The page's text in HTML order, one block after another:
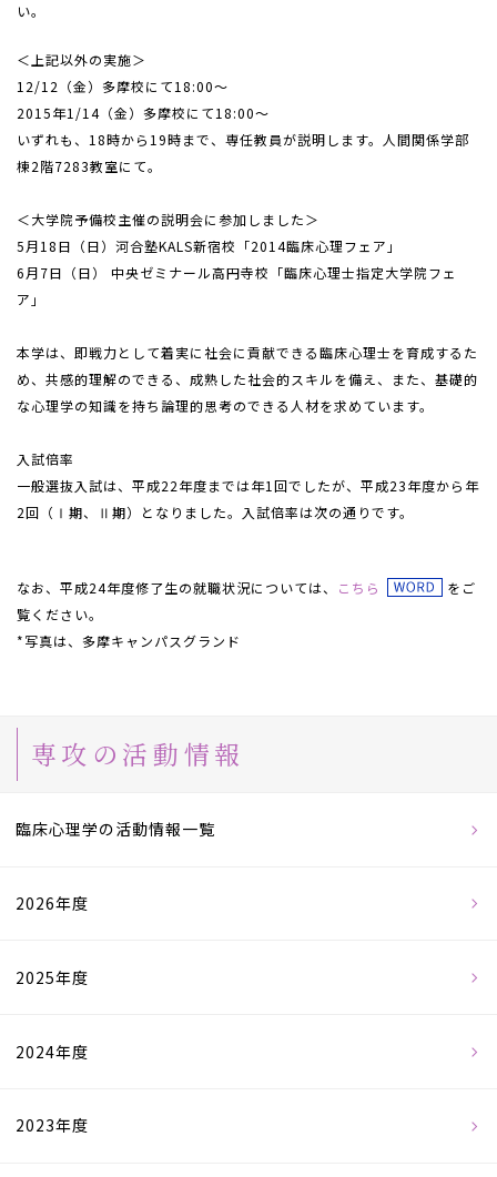
い。
＜上記以外の実施＞
12/12（金）多摩校にて18:00～
2015年1/14（金）多摩校にて18:00～
いずれも、18時から19時まで、専任教員が説明します。人間関係学部
棟2階7283教室にて。
＜大学院予備校主催の説明会に参加しました＞
5月18日（日）河合塾KALS新宿校「2014臨床心理フェア」
6月7日（日） 中央ゼミナール高円寺校「臨床心理士指定大学院フェ
ア」
本学は、即戦力として着実に社会に貢献できる臨床心理士を育成するた
め、共感的理解のできる、成熟した社会的スキルを備え、また、基礎的
な心理学の知識を持ち論理的思考のできる人材を求めています。
入試倍率
一般選抜入試は、平成22年度までは年1回でしたが、平成23年度から年
2回（Ⅰ期、Ⅱ期）となりました。入試倍率は次の通りです。
なお、平成24年度修了生の就職状況については、 こちら
をご
覧ください。
*写真は、多摩キャンパスグランド
専攻の活動情報
臨床心理学の活動情報一覧
2026年度
2025年度
2024年度
2023年度